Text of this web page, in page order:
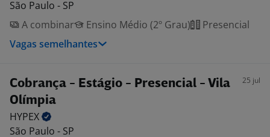
São Paulo - SP
A combinar
Ensino Médio (2º Grau)
Presencial
Vagas semelhantes
Cobrança - Estágio - Presencial - Vila
Olímpia
25 jul
HYPEX
São Paulo - SP